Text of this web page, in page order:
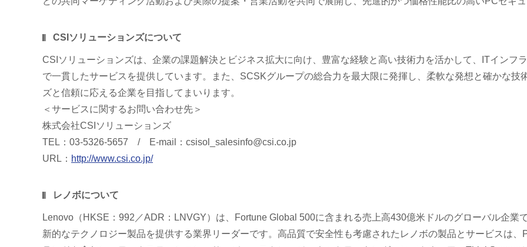
CSIソリューションズについて
CSIソリューションズは、企業の課題解決とビジネス拡大に向け、豊富な経験と高い技術力を活かして、ITインフ
で一貫したサービスを提供しています。また、SCSKグループの総合力を最大限に発揮し、柔軟な発想と確かな
ズと信頼に応える企業を目指してまいります。
＜サービスに関するお問い合わせ先＞
株式会社CSIソリューションズ
TEL：03-5326-5657 / E-mail：csisol_salesinfo@csi.co.jp
URL： http://www.csi.co.jp/
レノボについて
Lenovo（HKSE：992／ADR：LNVGY）は、Fortune Global 500に含まれる売上高430億米ドルのグローバル企業
新的なテクノロジー製品を提供する業界リーダーです。高品質で安全性も考慮されたレノボの製品とサービスは